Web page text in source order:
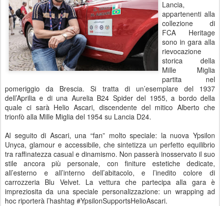
Lancia,
appartenenti alla
collezione di
FCA Heritage
sono in gara alla
rievocazione
storica della
Mille Miglia
partita nel
pomeriggio da Brescia. Si tratta di un’esemplare del 1937
dell’Aprilia e di una Aurelia B24 Spider del 1955, a bordo della
quale ci sarà Helio Ascari, discendente del mitico Alberto che
trionfò alla Mille Miglia del 1954 su Lancia D24.
Al seguito di Ascari, una “fan” molto speciale: la nuova Ypsilon
Unyca, glamour e accessibile, che sintetizza un perfetto equilibrio
tra raffinatezza casual e dinamismo. Non passerà inosservato il suo
stile ancora più personale, con finiture estetiche dedicate,
all’esterno e all’interno dell’abitacolo, e l’inedito colore di
carrozzeria Blu Velvet. La vettura che partecipa alla gara è
impreziosita da una speciale personalizzazione: un wrapping ad
hoc riporterà l’hashtag #YpsilonSupportsHelioAscari.